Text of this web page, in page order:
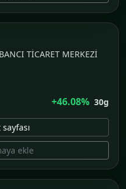
TİCARET MERKEZİ
+46.08% 30g
sayfası
ekle